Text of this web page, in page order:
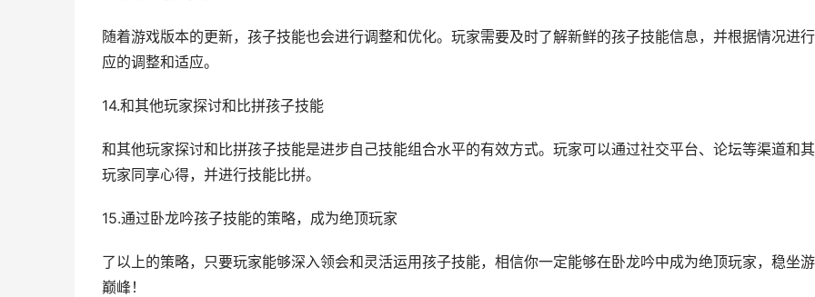
随着游戏版本的更新，孩子技能也会进行调整和优化。玩家需要及时了解新鲜的孩子技能信息，并根据情况进
应的调整和适应。
14.和其他玩家探讨和比拼孩子技能
和其他玩家探讨和比拼孩子技能是进步自己技能组合水平的有效方式。玩家可以通过社交平台、论坛等渠道和
玩家同享心得，并进行技能比拼。
15.通过卧龙吟孩子技能的策略，成为绝顶玩家
了以上的策略，只要玩家能够深入领会和灵活运用孩子技能，相信你一定能够在卧龙吟中成为绝顶玩家，稳坐
巅峰！